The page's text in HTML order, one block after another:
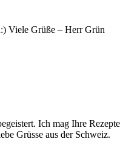
Viele Grüße – Herr Grün
Ich mag Ihre
Grüsse aus der Schweiz.